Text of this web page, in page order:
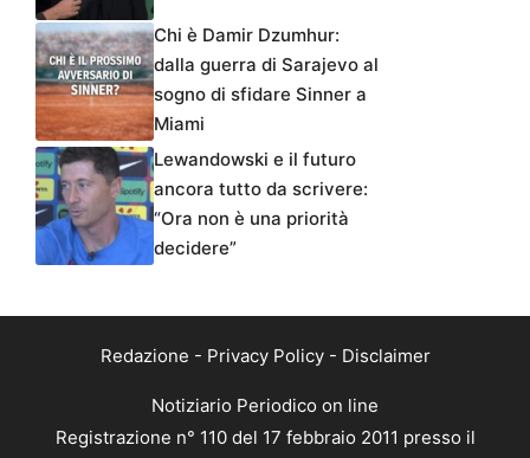
Chi è Damir Dzumhur:
dalla guerra di Sarajevo al
sogno di sfidare Sinner a
Miami
Lewandowski e il futuro
ancora tutto da scrivere:
“Ora non è una priorità
decidere”
Redazione - Privacy Policy- Disclaimer
Notiziario Periodico on line
Registrazione n° 110 del 17 febbraio 2011 presso il